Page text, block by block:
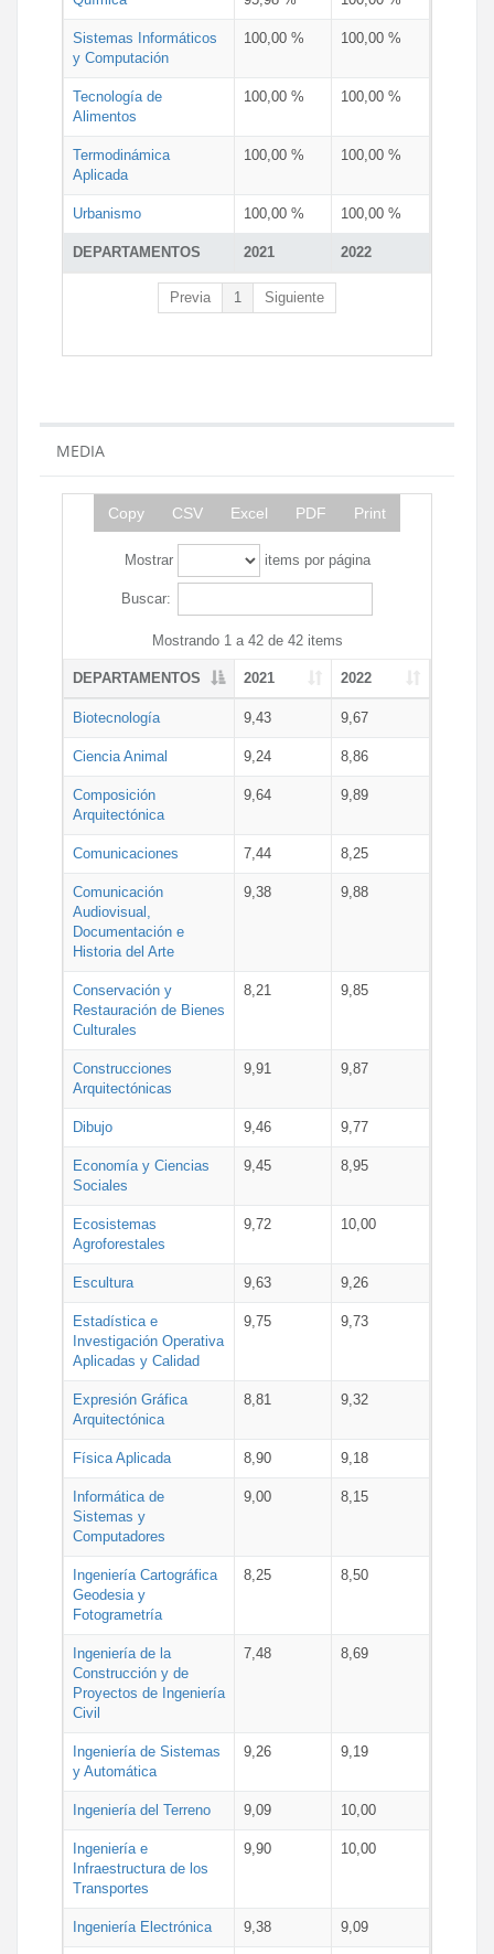
DEPARTAMENTOS 2021 2022
Sistemas Informáticos
y Computación
100,00 % 100,00 %
Tecnología de
Alimentos
100,00 % 100,00 %
Termodinámica
Aplicada
100,00 % 100,00 %
Urbanismo 100,00 % 100,00 %
Previa 1 Siguiente
MEDIA
Copy CSV Excel PDF Print
Mostrar items por página
Buscar:
Mostrando 1 a 42 de 42 items
DEPARTAMENTOS 2021 2022
Biotecnología 9,43 9,67
Ciencia Animal 9,24 8,86
Composición
Arquitectónica
9,64 9,89
Comunicaciones 7,44 8,25
Comunicación
Audiovisual,
Documentación e
Historia del Arte
9,38 9,88
Conservación y
Restauración de Bienes
Culturales
8,21 9,85
Construcciones
Arquitectónicas
9,91 9,87
Dibujo 9,46 9,77
Economía y Ciencias
Sociales
9,45 8,95
Ecosistemas
Agroforestales
9,72 10,00
Escultura 9,63 9,26
Estadística e
Investigación Operativa
Aplicadas y Calidad
9,75 9,73
Expresión Gráfica
Arquitectónica
8,81 9,32
Física Aplicada 8,90 9,18
Informática de
Sistemas y
Computadores
9,00 8,15
Ingeniería Cartográfica
Geodesia y
Fotogrametría
8,25 8,50
Ingeniería de la
Construcción y de
Proyectos de Ingeniería
Civil
7,48 8,69
Ingeniería de Sistemas
y Automática
9,26 9,19
Ingeniería del Terreno 9,09 10,00
Ingeniería e
Infraestructura de los
Transportes
9,90 10,00
Ingeniería Electrónica 9,38 9,09